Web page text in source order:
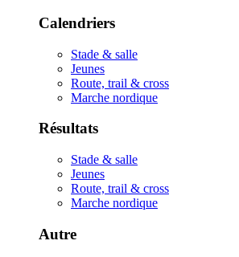
Calendriers
Stade & salle
Jeunes
Route, trail & cross
Marche nordique
Résultats
Stade & salle
Jeunes
Route, trail & cross
Marche nordique
Autre